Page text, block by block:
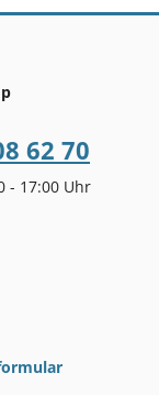
62 70
- 17:00 Uhr